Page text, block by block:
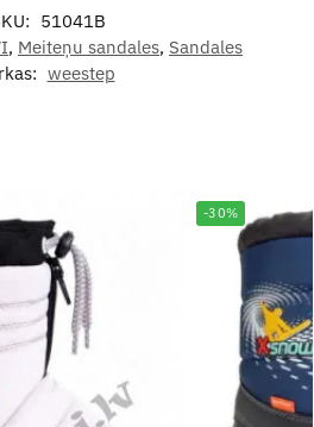
51041B
, Meiteņu sandales, Sandales
weestep
-30%